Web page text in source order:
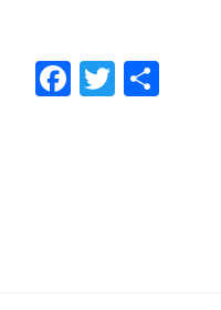
F
ac
T
w